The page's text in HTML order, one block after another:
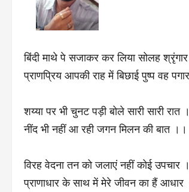
बिंदी माथे पे सजाकर कर लिया सोलह
प्राणप्रिय आपकी राह में बिछाई पुष्प वह
शय्या पर भी चुनट पड़ी बोले सारी सारी रात ।
नींद भी नहीं आ रही जगन मिलन की बात ।।
विरह वेदना तन को जलाएं नहीं कोई उपचार ।
प्राणाधार के साथ में मेरे जीवन का हैं आधार